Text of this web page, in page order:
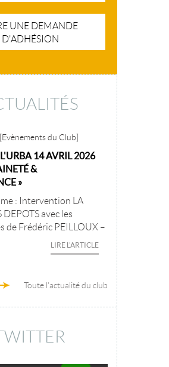
UNE DEMANDE
D'ADHÉSION
[Evènements du Club]
14 AVRIL 2026
&
»
: Intervention LA
DEPOTS avec les
de Frédéric PEILLOUX –
LIRE L'ARTICLE
Toute l'actualité du club